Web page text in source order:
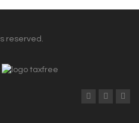
reserved.